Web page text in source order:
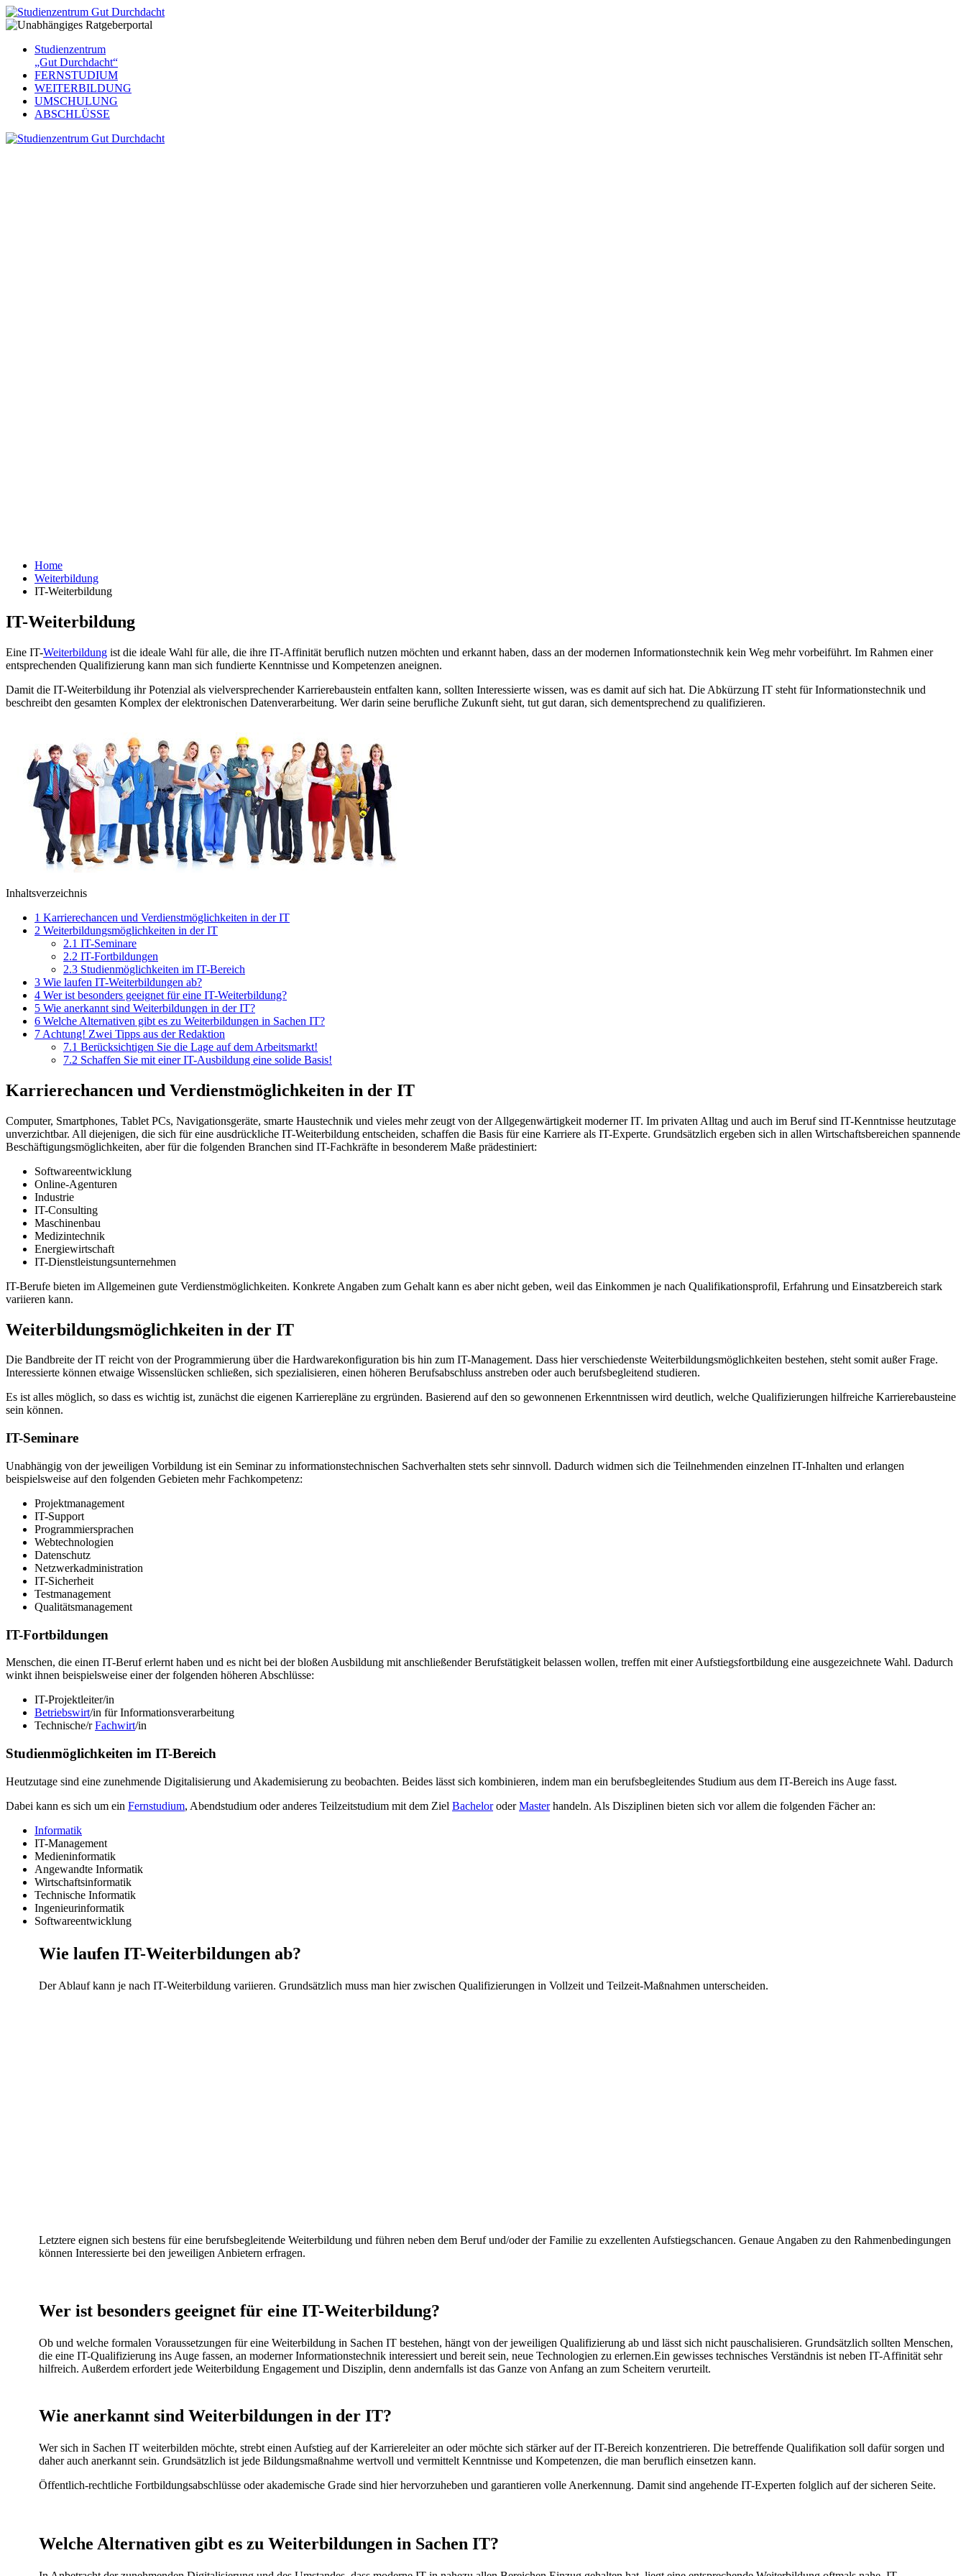
Studienzentrum
„Gut Durchdacht“
FERNSTUDIUM
WEITERBILDUNG
UMSCHULUNG
ABSCHLÜSSE
Home
Weiterbildung
IT-Weiterbildung
IT-Weiterbildung
Eine IT-Weiterbildung ist die ideale Wahl für alle, die ihre IT-Affinität beruflich nutzen möchten und erkannt haben, dass an der modernen Informationstechnik kein Weg mehr vorbeiführt. Im Rahmen einer
entsprechenden Qualifizierung kann man sich fundierte Kenntnisse und Kompetenzen aneignen.
Damit die IT-Weiterbildung ihr Potenzial als vielversprechender Karrierebaustein entfalten kann, sollten Interessierte wissen, was es damit auf sich hat. Die Abkürzung IT steht für Informationstechnik und
beschreibt den gesamten Komplex der elektronischen Datenverarbeitung. Wer darin seine berufliche Zukunft sieht, tut gut daran, sich dementsprechend zu qualifizieren.
Inhaltsverzeichnis
1 Karrierechancen und Verdienstmöglichkeiten in der IT
2 Weiterbildungsmöglichkeiten in der IT
2.1 IT-Seminare
2.2 IT-Fortbildungen
2.3 Studienmöglichkeiten im IT-Bereich
3 Wie laufen IT-Weiterbildungen ab?
4 Wer ist besonders geeignet für eine IT-Weiterbildung?
5 Wie anerkannt sind Weiterbildungen in der IT?
6 Welche Alternativen gibt es zu Weiterbildungen in Sachen IT?
7 Achtung! Zwei Tipps aus der Redaktion
7.1 Berücksichtigen Sie die Lage auf dem Arbeitsmarkt!
7.2 Schaffen Sie mit einer IT-Ausbildung eine solide Basis!
Karrierechancen und Verdienstmöglichkeiten in der IT
Computer, Smartphones, Tablet PCs, Navigationsgeräte, smarte Haustechnik und vieles mehr zeugt von der Allgegenwärtigkeit moderner IT. Im privaten Alltag und auch im Beruf sind IT-Kenntnisse heutzutage
unverzichtbar. All diejenigen, die sich für eine ausdrückliche IT-Weiterbildung entscheiden, schaffen die Basis für eine Karriere als IT-Experte. Grundsätzlich ergeben sich in allen Wirtschaftsbereichen spannende
Beschäftigungsmöglichkeiten, aber für die folgenden Branchen sind IT-Fachkräfte in besonderem Maße prädestiniert:
Softwareentwicklung
Online-Agenturen
Industrie
IT-Consulting
Maschinenbau
Medizintechnik
Energiewirtschaft
IT-Dienstleistungsunternehmen
IT-Berufe bieten im Allgemeinen gute Verdienstmöglichkeiten. Konkrete Angaben zum Gehalt kann es aber nicht geben, weil das Einkommen je nach Qualifikationsprofil, Erfahrung und Einsatzbereich stark
variieren kann.
Weiterbildungsmöglichkeiten in der IT
Die Bandbreite der IT reicht von der Programmierung über die Hardwarekonfiguration bis hin zum IT-Management. Dass hier verschiedenste Weiterbildungsmöglichkeiten bestehen, steht somit außer Frage.
Interessierte können etwaige Wissenslücken schließen, sich spezialisieren, einen höheren Berufsabschluss anstreben oder auch berufsbegleitend studieren.
Es ist alles möglich, so dass es wichtig ist, zunächst die eigenen Karrierepläne zu ergründen. Basierend auf den so gewonnenen Erkenntnissen wird deutlich, welche Qualifizierungen hilfreiche Karrierebausteine
sein können.
IT-Seminare
Unabhängig von der jeweiligen Vorbildung ist ein Seminar zu informationstechnischen Sachverhalten stets sehr sinnvoll. Dadurch widmen sich die Teilnehmenden einzelnen IT-Inhalten und erlangen
beispielsweise auf den folgenden Gebieten mehr Fachkompetenz:
Projektmanagement
IT-Support
Programmiersprachen
Webtechnologien
Datenschutz
Netzwerkadministration
IT-Sicherheit
Testmanagement
Qualitätsmanagement
IT-Fortbildungen
Menschen, die einen IT-Beruf erlernt haben und es nicht bei der bloßen Ausbildung mit anschließender Berufstätigkeit belassen wollen, treffen mit einer Aufstiegsfortbildung eine ausgezeichnete Wahl. Dadurch
winkt ihnen beispielsweise einer der folgenden höheren Abschlüsse:
IT-Projektleiter/in
Betriebswirt/in für Informationsverarbeitung
Technische/rFachwirt/in
Studienmöglichkeiten im IT-Bereich
Heutzutage sind eine zunehmende Digitalisierung und Akademisierung zu beobachten. Beides lässt sich kombinieren, indem man ein berufsbegleitendes Studium aus dem IT-Bereich ins Auge fasst.
Dabei kann es sich um ein Fernstudium, Abendstudium oder anderes Teilzeitstudium mit dem Ziel BacheloroderMasterhandeln. Als Disziplinen bieten sich vor allem die folgenden Fächer an:
Informatik
IT-Management
Medieninformatik
Angewandte Informatik
Wirtschaftsinformatik
Technische Informatik
Ingenieurinformatik
Softwareentwicklung
Wie laufen IT-Weiterbildungen ab?
Der Ablauf kann je nach IT-Weiterbildung variieren. Grundsätzlich muss man hier zwischen Qualifizierungen in Vollzeit und Teilzeit-Maßnahmen unterscheiden.
Letztere eignen sich bestens für eine berufsbegleitende Weiterbildung und führen neben dem Beruf und/oder der Familie zu exzellenten Aufstiegschancen. Genaue Angaben zu den Rahmenbedingungen
können Interessierte bei den jeweiligen Anbietern erfragen.
Wer ist besonders geeignet für eine IT-Weiterbildung?
Ob und welche formalen Voraussetzungen für eine Weiterbildung in Sachen IT bestehen, hängt von der jeweiligen Qualifizierung ab und lässt sich nicht pauschalisieren. Grundsätzlich sollten Menschen,
die eine IT-Qualifizierung ins Auge fassen, an moderner Informationstechnik interessiert und bereit sein, neue Technologien zu erlernen.Ein gewisses technisches Verständnis ist neben IT-Affinität sehr
hilfreich. Außerdem erfordert jede Weiterbildung Engagement und Disziplin, denn andernfalls ist das Ganze von Anfang an zum Scheitern verurteilt.
Wie anerkannt sind Weiterbildungen in der IT?
Wer sich in Sachen IT weiterbilden möchte, strebt einen Aufstieg auf der Karriereleiter an oder möchte sich stärker auf der IT-Bereich konzentrieren. Die betreffende Qualifikation soll dafür sorgen und
daher auch anerkannt sein. Grundsätzlich ist jede Bildungsmaßnahme wertvoll und vermittelt Kenntnisse und Kompetenzen, die man beruflich einsetzen kann.
Öffentlich-rechtliche Fortbildungsabschlüsse oder akademische Grade sind hier hervorzuheben und garantieren volle Anerkennung. Damit sind angehende IT-Experten folglich auf der sicheren Seite.
Welche Alternativen gibt es zu Weiterbildungen in Sachen IT?